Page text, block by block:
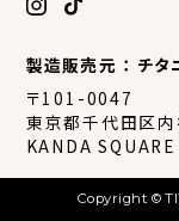
製造販売元 ： チ
〒101-0047
東京都千代田区
KANDA
Copyright ©